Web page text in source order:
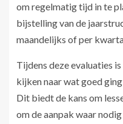
om regelmatig tijd in te
bijstelling van de
maandelijks of per
Tijdens deze evaluaties
kijken naar wat goed
Dit biedt de kans om
om de aanpak waar